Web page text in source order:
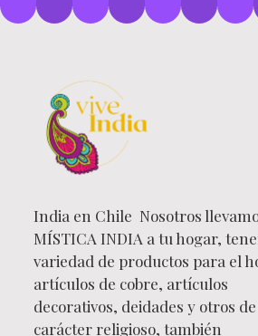
India en Chile Nosotros
MÍSTICA INDIA a tu hogar,
variedad de productos para el
artículos de cobre, artículos
decorativos, deidades y otros de
carácter religioso, también